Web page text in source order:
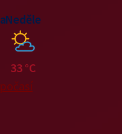
Neděle
33 °C